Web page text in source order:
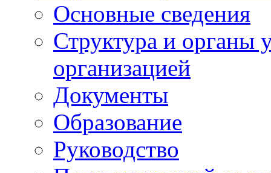
Основные сведения
Структура и органы
организацией
Документы
Образование
Руководство